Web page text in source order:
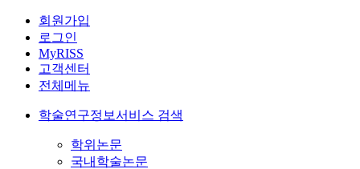
회원가입
로그인
MyRISS
고객센터
전체메뉴
학술연구정보서비스 검색
학위논문
국내학술논문